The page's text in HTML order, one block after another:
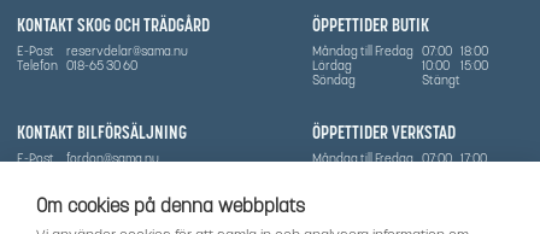
Om cookies på denna webbplats
ÖPPETTIDER BUTIK
Måndag till Fredag 07:00 18:00
Lördag
10:00
15:00
Söndag
Stängt
ÖPPETTIDER VERKSTAD
Måndag till Fredag 07:00 17:00
KONTAKT SKOG OCH TRÄDGÅRD
E-Post
reservdelar@sama.nu
Telefon 018-65 30 60
KONTAKT BILFÖRSÄLJNING
E-Post
fordon@sama.nu